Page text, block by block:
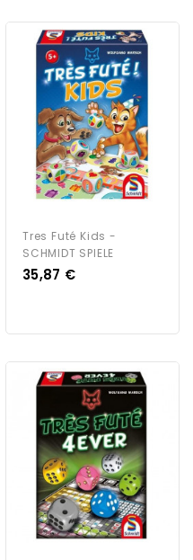
Tres Futé Kids -
SCHMIDT SPIELE
Prix
35,87 €